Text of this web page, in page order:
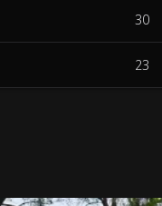
30
23